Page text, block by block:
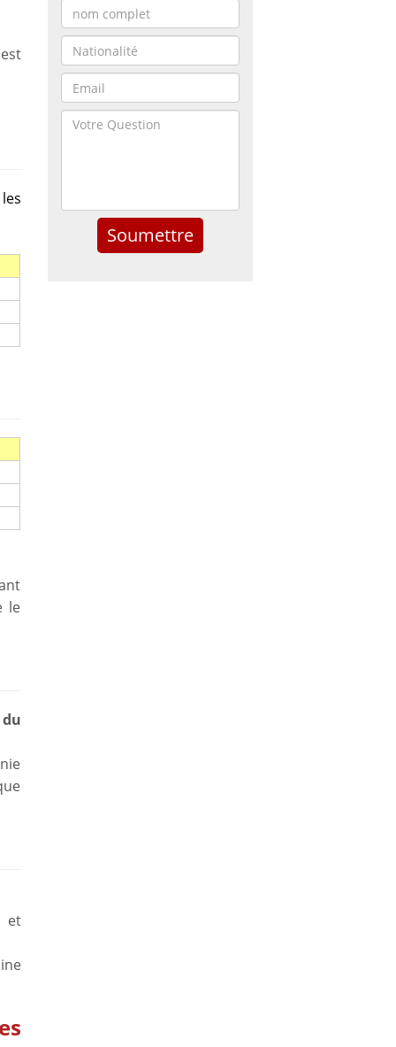
le
et